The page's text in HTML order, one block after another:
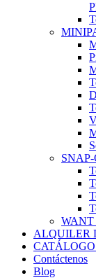
ALQUILER
Contáctenos
Blog